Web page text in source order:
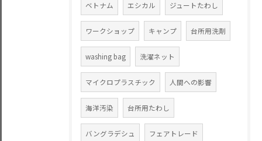
ベトナム エシカル ジュートたわし
ワークショップ キャンプ 台所用洗剤
washing bag 洗濯ネット
マイクロプラスチック 人間への影響
海洋汚染 台所用たわし
バングラデシュ フェアトレード